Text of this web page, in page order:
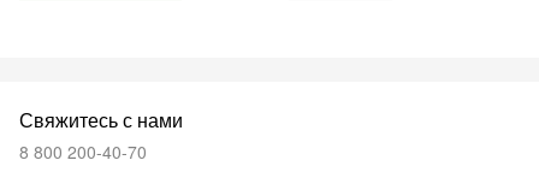
Свяжитесь с нами
8 800 200-40-70